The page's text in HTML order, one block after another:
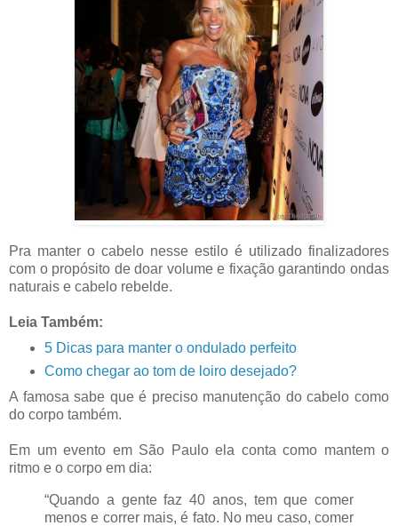
Pra manter o cabelo nesse estilo é utilizado finalizadores
com o propósito de doar volume e fixação garantindo ondas
naturais e cabelo rebelde.
Leia Também:
5 Dicas para manter o ondulado perfeito
Como chegar ao tom de loiro desejado?
A famosa sabe que é preciso manutenção do cabelo como
do corpo também.
Em um evento em São Paulo ela conta como mantem o
ritmo e o corpo em dia:
“Quando a gente faz 40 anos, tem que comer
menos e correr mais, é fato. No meu caso, comer